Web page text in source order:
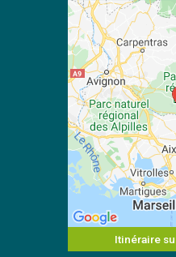
Itinéraire